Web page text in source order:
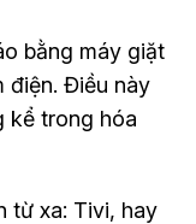
bằng máy giặt
điện. Điều này
kể trong hóa
từ xa: Tivi, hay